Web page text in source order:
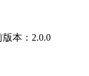
版本：2.0.0